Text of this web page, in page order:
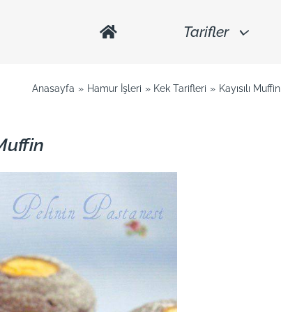
Tarifler
Anasayfa Hamur İşleri Kek Tarifleri Kayısılı Muffin